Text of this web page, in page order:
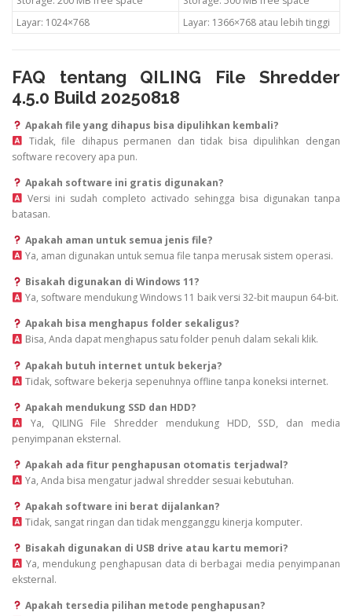
Layar: 1024×768
Layar: 1366×768 atau lebih tinggi
FAQ tentang QILING File Shredder
4.5.0 Build 20250818
Apakah file yang dihapus bisa dipulihkan kembali?
Tidak, file dihapus permanen dan tidak bisa dipulihkan dengan
software recovery apa pun.
Apakah software ini gratis digunakan?
Versi ini sudah completo activado sehingga bisa digunakan tanpa
batasan.
Apakah aman untuk semua jenis file?
Ya, aman digunakan untuk semua file tanpa merusak sistem operasi.
Bisakah digunakan di Windows 11?
Ya, software mendukung Windows 11 baik versi 32-bit maupun 64-bit.
Apakah bisa menghapus folder sekaligus?
Bisa, Anda dapat menghapus satu folder penuh dalam sekali klik.
Apakah butuh internet untuk bekerja?
Tidak, software bekerja sepenuhnya offline tanpa koneksi internet.
Apakah mendukung SSD dan HDD?
Ya, QILING File Shredder mendukung HDD, SSD, dan media
penyimpanan eksternal.
Apakah ada fitur penghapusan otomatis terjadwal?
Ya, Anda bisa mengatur jadwal shredder sesuai kebutuhan.
Apakah software ini berat dijalankan?
Tidak, sangat ringan dan tidak mengganggu kinerja komputer.
Bisakah digunakan di USB drive atau kartu memori?
Ya, mendukung penghapusan data di berbagai media penyimpanan
eksternal.
Apakah tersedia pilihan metode penghapusan?